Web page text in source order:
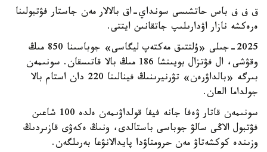
ق ف ف باس حاتشىسى سونداي-اق بالالار مەن جاستار فۋتبولىنا
ەرەكشە نازار اۋدارىلىپ جاتقانىن ايتتى.
2025-جىلى «ۇلتتىق مەكتەپ ليگاسى» جوباسىنا 850 مىڭ
وقۋشى، ال فۋتزال بويىنشا 186 مىڭ بالا قاتىسقان. سونىمەن
بىرگە «بالداۋرەن» تۋرنيرىنىڭ فينالىنا 220 دان استام بالا
جولداما العان.
سونىمەن قاتار ۋەفا جانە فيفا قولداۋىمەن ەلدە 100 شاعىن
فۋتبول الاڭى سالۋ جوباسى باستالدى، ونىڭ ەكەۋى قازىردىڭ
وزىندە كوكشەتاۋ مەن حرومتاۋدا پايدالانۋعا بەرىلگەن.